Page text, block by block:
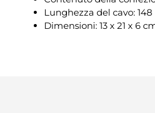
Lunghezza del cavo:
Dimensioni: 13 x 21 x 6